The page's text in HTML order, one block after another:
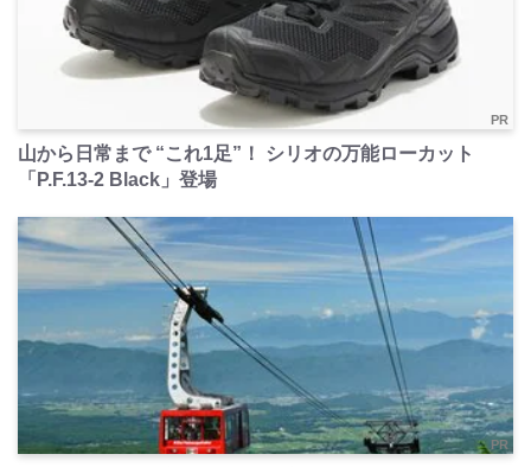
PR
山から日常まで “これ1足”！ シリオの万能ローカット
「P.F.13-2 Black」登場
PR